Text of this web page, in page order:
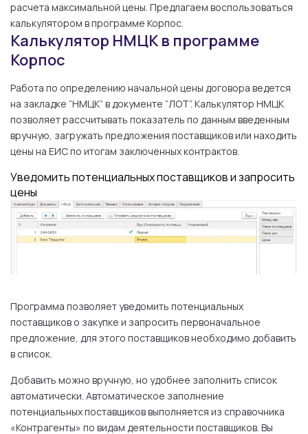
расчета максимальной цены. Предлагаем воспользоваться
калькулятором в программе Корпос.
Калькулятор НМЦК в программе
Корпос
Работа по определению начальной цены договора ведется
на закладке “НМЦК” в документе “ЛОТ”. Калькулятор НМЦК
позволяет рассчитывать показатель по данным введенным
вручную, загружать предложения поставщиков или находить
цены на ЕИС по итогам заключенных контрактов.
Уведомить потенциальных поставщиков и запросить
цены
Программа позволяет уведомить потенциальных
поставщиков о закупке и запросить первоначальное
предложение, для этого поставщиков необходимо добавить
в список.
Добавить можно вручную, но удобнее заполнить список
автоматически. Автоматическое заполнение
потенциальных поставщиков выполняется из справочника
«Контрагенты» по видам деятельности поставщиков. Вы